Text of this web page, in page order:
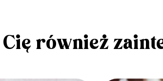
Cię również